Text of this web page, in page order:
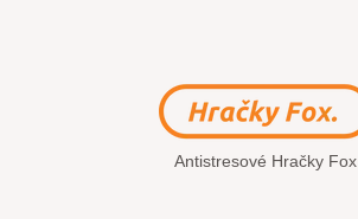
Antistresové Hračky Fox